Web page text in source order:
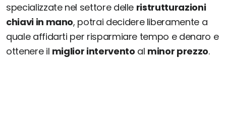
specializzate nel settore delle ristrutturazioni
chiavi in mano, potrai decidere liberamente a
quale affidarti per risparmiare tempo e denaro e
ottenere il miglior intervento al minor prezzo.